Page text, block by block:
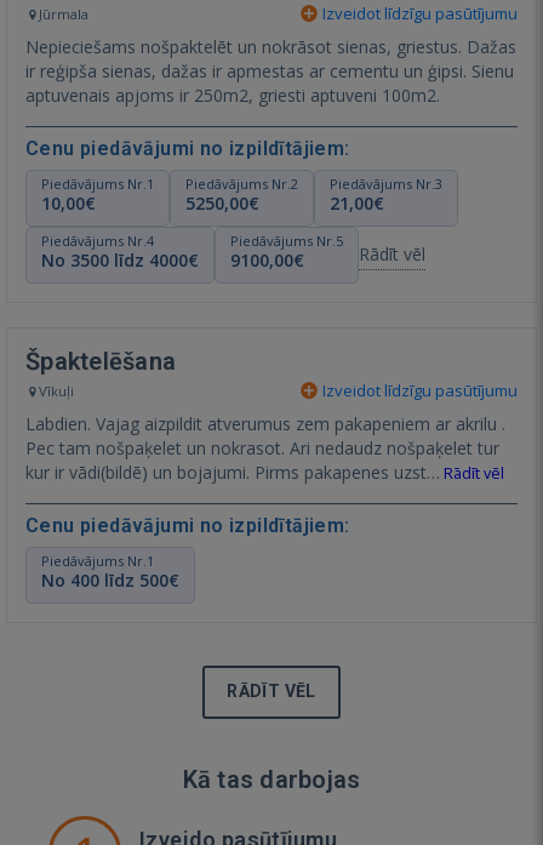
Jūrmala Izveidot līdzīgu pasūtījumu
Nepieciešams nošpaktelēt un nokrāsot sienas, griestus. Dažas
ir reģipša sienas, dažas ir apmestas ar cementu un ģipsi. Sienu
aptuvenais apjoms ir 250m2, griesti aptuveni 100m2.
Cenu piedāvājumi no izpildītājiem:
Piedāvājums Nr.1
10,00€
Piedāvājums Nr.2
5250,00€
Piedāvājums Nr.3
21,00€
Piedāvājums Nr.4
No 3500 līdz 4000€
Piedāvājums Nr.5
9100,00€ Rādīt vēl
Špaktelēšana
Vīkuļi Izveidot līdzīgu pasūtījumu
Labdien. Vajag aizpildit atverumus zem pakapeniem ar akrilu .
Pec tam nošpaķelet un nokrasot. Ari nedaudz nošpaķelet tur
kur ir vādi(bildē) un bojajumi. Pirms pakapenes uzst… Rādīt vēl
Cenu piedāvājumi no izpildītājiem:
Piedāvājums Nr.1
No 400 līdz 500€
RĀDĪT VĒL
Kā tas darbojas
Izveido pasūtījumu